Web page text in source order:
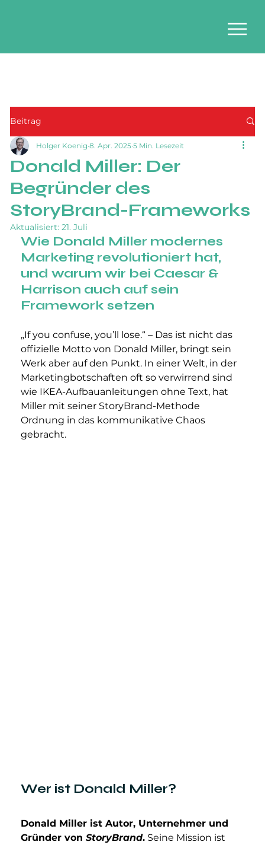
Beitrag
Donald Miller: Der
Begründer des
StoryBrand-Frameworks
Holger Koenig 8. Apr. 2025 5 Min. Lesezeit
Aktualisiert:21. Juli
Wie Donald Miller modernes
Marketing revolutioniert hat,
und warum wir bei Caesar &
Harrison auch auf sein
Framework setzen
„If you confuse, you’ll lose.“ – Das ist nicht das
offizielle Motto von Donald Miller, bringt sein
Werk aber auf den Punkt. In einer Welt, in der
Marketingbotschaften oft so verwirrend sind
wie IKEA-Aufbauanleitungen ohne Text, hat
Miller mit seiner StoryBrand-Methode
Ordnung in das kommunikative Chaos
gebracht.
Wer ist Donald Miller?
Donald Miller ist Autor, Unternehmer und
Gründer von StoryBrand. Seine Mission ist